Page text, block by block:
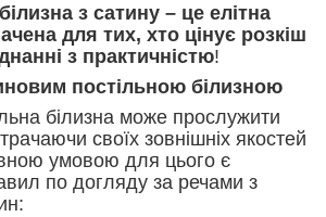
з сатину – це елітна
для тих, хто цінує розкіш
з практичністю!
постільною білизною
білизна може прослужити
своїх зовнішніх якостей
умовою для цього є
по догляду за речами з